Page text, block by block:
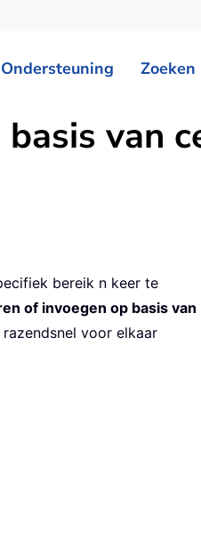
Ondersteuning Zoeken
van
bereik n keer te
of invoegen op basis van
voor elkaar